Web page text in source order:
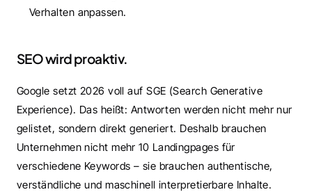
Verhalten anpassen.
SEO wird proaktiv.
Google setzt 2026 voll auf SGE (Search Generative
Experience). Das heißt: Antworten werden nicht mehr nur
gelistet, sondern direkt generiert. Deshalb brauchen
Unternehmen nicht mehr 10 Landingpages für
verschiedene Keywords – sie brauchen authentische,
verständliche und maschinell interpretierbare Inhalte.